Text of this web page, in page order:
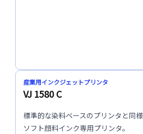
産業用インクジェットプリンタ
VJ 1580 C
標準的な染料ベースのプリンタと同
ソフト顔料インク専用プリンタ。